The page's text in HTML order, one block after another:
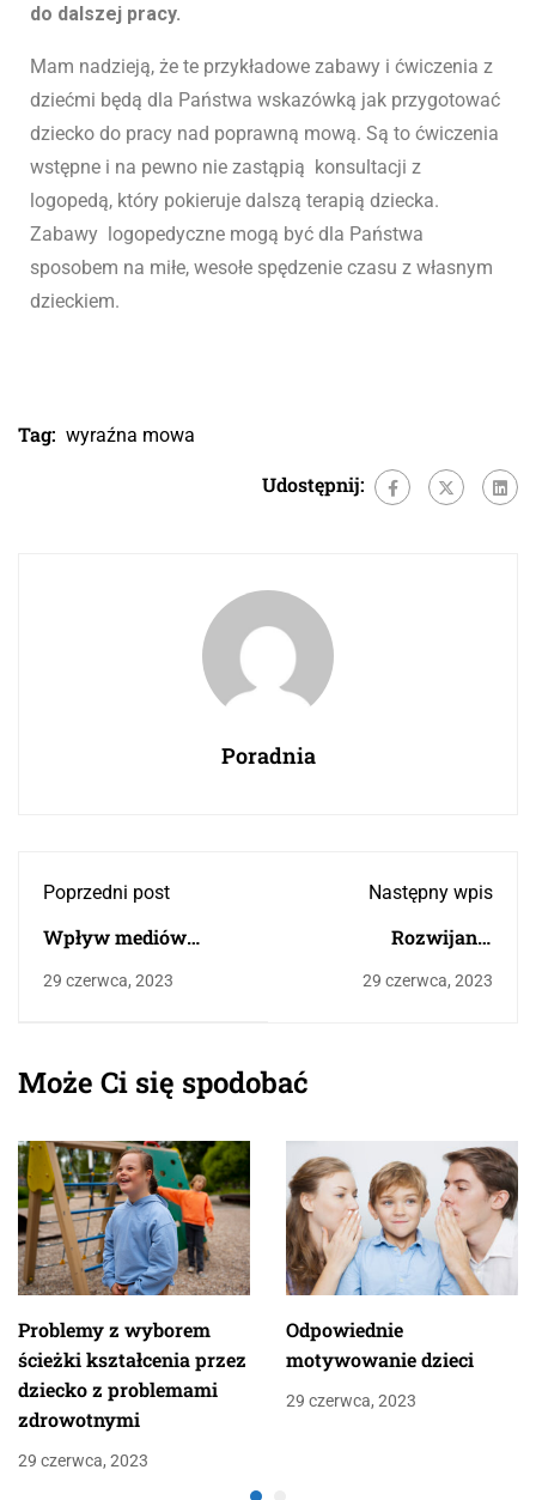
do dalszej pracy.
Mam nadzieją, że te przykładowe zabawy i ćwiczenia z
dziećmi będą dla Państwa wskazówką jak przygotować
dziecko do pracy nad poprawną mową. Są to ćwiczenia
wstępne i na pewno nie zastąpią konsultacji z
logopedą, który pokieruje dalszą terapią dziecka.
Zabawy logopedyczne mogą być dla Państwa
sposobem na miłe, wesołe spędzenie czasu z własnym
dzieckiem.
Tag: wyraźna mowa
Udostępnij:
Poradnia
Poprzedni post
Wpływ mediów
29 czerwca, 2023
Następny wpis
Rozwijanie
29 czerwca, 2023
Może Ci się spodobać
Problemy z wyborem
ścieżki kształcenia przez
dziecko z problemami
zdrowotnymi
29 czerwca, 2023
Odpowiednie
motywowanie dzieci
29 czerwca, 2023